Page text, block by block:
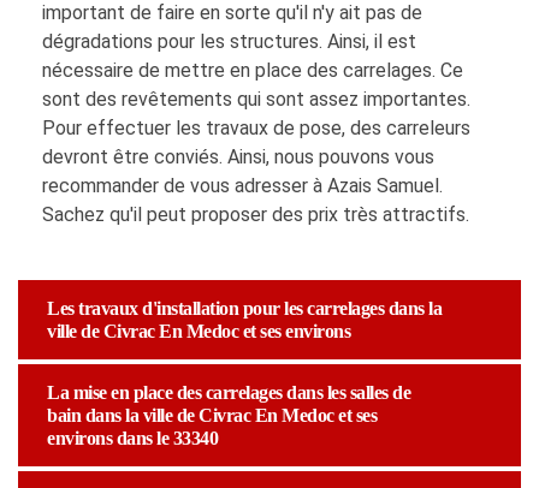
important de faire en sorte qu'il n'y ait pas de
dégradations pour les structures. Ainsi, il est
nécessaire de mettre en place des carrelages. Ce
sont des revêtements qui sont assez importantes.
Pour effectuer les travaux de pose, des carreleurs
devront être conviés. Ainsi, nous pouvons vous
recommander de vous adresser à Azais Samuel.
Sachez qu'il peut proposer des prix très attractifs.
Les travaux d'installation pour les carrelages dans la
ville de Civrac En Medoc et ses environs
La mise en place des carrelages dans les salles de
bain dans la ville de Civrac En Medoc et ses
environs dans le 33340